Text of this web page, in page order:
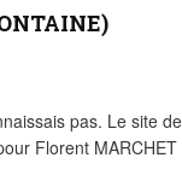
pas. Le site
Florent